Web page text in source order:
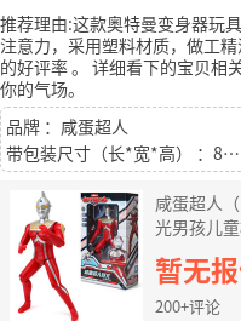
推荐理由:这款奥特曼变身器玩
注意力，采用塑料材质，做工精
的好评率。 详细看下的宝贝相
你的气场。
品牌 ：咸蛋超人
带包装尺寸（长*宽*高） ：8CM*8.5CM*32CM
咸蛋超人
光男孩儿
节可动】
暂无
200+评论